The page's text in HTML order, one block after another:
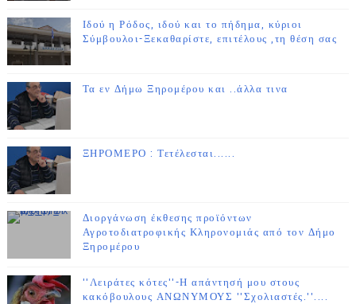
Ιδού η Ρόδος, ιδού και το πήδημα, κύριοι
Σύμβουλοι-Ξεκαθαρίστε, επιτέλους ,τη θέση σας
Τα εν Δήμω Ξηρομέρου και ..άλλα τινα
ΞΗΡΟΜΕΡΟ : Τετέλεσται......
Διοργάνωση έκθεσης προϊόντων
Αγροτοδιατροφικής Κληρονομιάς από τον Δήμο
Ξηρομέρου
''Λειράτες κότες''-Η απάντησή μου στους
κακόβουλους ΑΝΩΝΥΜΟΥΣ ''Σχολιαστές.''....